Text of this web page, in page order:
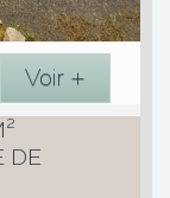
Voir +
DE